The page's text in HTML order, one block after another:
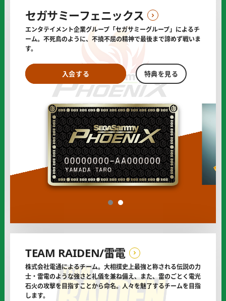
セガサミーフェニックス
エンタテイメント企業グループ「セガサミーグループ」によるチ
ーム。 不死鳥のように、不撓不屈の精神で最後まで諦めず戦いま
す。
1 2
セ
ガ
ミ
ー
フ
ェ
ニ
ッ
ク
ス
ャ
サ
ポ
ー
入会する
セ
ガ
サ
ミ
ー
フ
ェ
ニ
ッ
ク
ス
特典を見る
TEAM RAIDEN/雷電
株式会社電通によるチーム。大相撲史上最強と称される伝説の力
士・雷電のような強さと礼儀を兼ね備え、また、雷のごとく電光
石火の攻撃を目指すことから命名。人々を魅了するチームを目指
します。